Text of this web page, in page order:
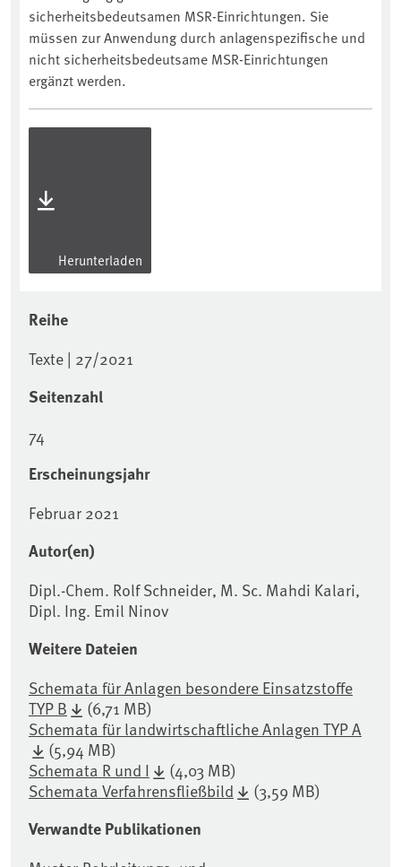
sicherheitsbedeutsamen MSR-Einrichtungen. Sie
müssen zur Anwendung durch anlagenspezifische und
nicht sicherheitsbedeutsame MSR-Einrichtungen
ergänzt werden.
Herunterladen
Reihe
Texte | 27/2021
Seitenzahl
74
Erscheinungsjahr
Februar 2021
Autor(en)
Dipl.-Chem. Rolf Schneider, M. Sc. Mahdi Kalari,
Dipl. Ing. Emil Ninov
Weitere Dateien
Schemata für Anlagen besondere Einsatzstoffe
TYP B
(6,71 MB)
Schemata für landwirtschaftliche Anlagen TYP A
(5,94 MB)
Schemata R und I
(4,03 MB)
Schemata Verfahrensfließbild
(3,59 MB)
Verwandte Publikationen